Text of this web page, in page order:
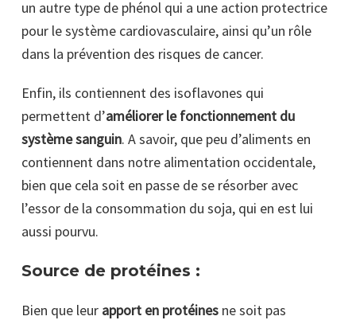
un autre type de phénol qui a une action protectrice
pour le système cardiovasculaire, ainsi qu’un rôle
dans la prévention des risques de cancer.
Enfin, ils contiennent des isoflavones qui
permettent d’améliorer le fonctionnement du
système sanguin. A savoir, que peu d’aliments en
contiennent dans notre alimentation occidentale,
bien que cela soit en passe de se résorber avec
l’essor de la consommation du soja, qui en est lui
aussi pourvu.
Source de protéines :
Bien que leur apport en protéines ne soit pas